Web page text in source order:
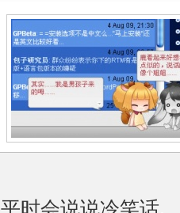
平时会说说冷笑话.